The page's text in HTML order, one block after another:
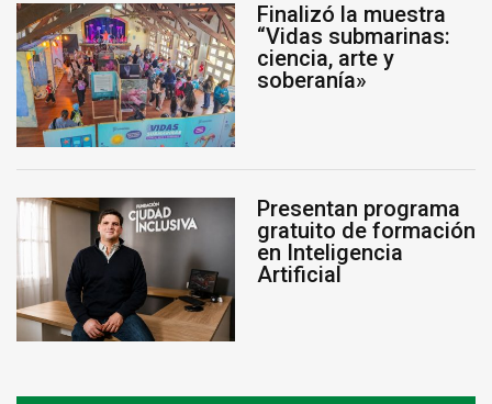
Finalizó la muestra
“Vidas submarinas:
ciencia, arte y
soberanía»
Presentan programa
gratuito de formación
en Inteligencia
Artificial